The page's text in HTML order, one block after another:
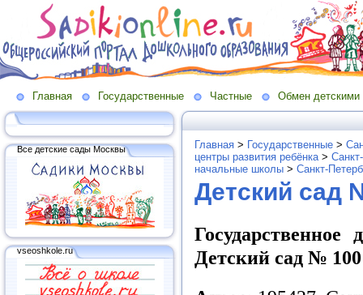
Главная Государственные Частные Обмен детскими
Все детские сады Москвы
vseoshkole.ru
Главная > Государственные >
центры развития ребёнка>
начальные школы > Санкт-
Детский сад
Государственное
Детский сад №